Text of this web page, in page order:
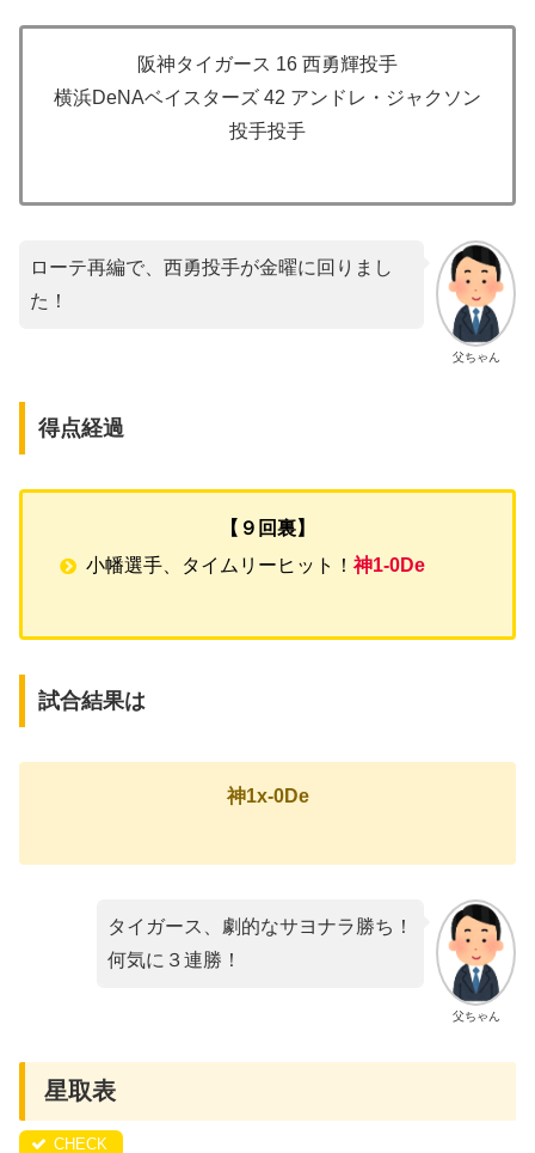
阪神タイガース 16 西勇輝投手
横浜DeNAベイスターズ 42 アンドレ・ジャクソン
投手投手
父ちゃん
ローテ再編で、西勇投手が金曜に回りまし
た！
得点経過
【９回裏】
小幡選手、タイムリーヒット！神1-0De
試合結果は
神1x-0De
父ちゃん
タイガース、劇的なサヨナラ勝ち！
何気に３連勝！
星取表